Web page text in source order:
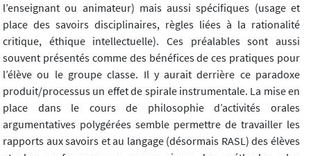
l’enseignant ou animateur) mais aussi spécifiques (usage et
place des savoirs disciplinaires, règles liées à la rationalité
critique, éthique intellectuelle). Ces préalables sont aussi
souvent présentés comme des bénéfices de ces pratiques pour
l’élève ou le groupe classe. Il y aurait derrière ce paradoxe
produit/processus un effet de spirale instrumentale. La mise en
place dans le cours de philosophie d’activités orales
argumentatives polygérées semble permettre de travailler les
rapports aux savoirs et au langage (désormais RASL) des élèves